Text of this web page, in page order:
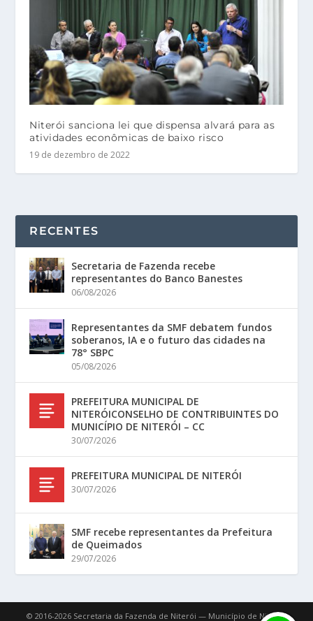
Niterói sanciona lei que dispensa alvará para as
atividades econômicas de baixo risco
19 de dezembro de 2022
RECENTES
Secretaria de Fazenda recebe
representantes do Banco Banestes
06/08/2026
Representantes da SMF debatem fundos
soberanos, IA e o futuro das cidades na
78° SBPC
05/08/2026
PREFEITURA MUNICIPAL DE
NITERÓICONSELHO DE CONTRIBUINTES DO
MUNICÍPIO DE NITERÓI – CC
30/07/2026
PREFEITURA MUNICIPAL DE NITERÓI
30/07/2026
SMF recebe representantes da Prefeitura
de Queimados
29/07/2026
© 2016-2026 Secretaria da Fazenda de Niterói — Município de Niterói.